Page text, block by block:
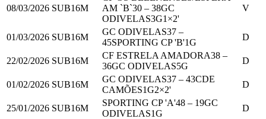
08/03/2026 SUB16M
AM `B`30 – 38GC
ODIVELAS3G1 ×2'
V
01/03/2026 SUB16M
GC ODIVELAS37 –
45SPORTING CP 'B'1G
D
22/02/2026 SUB16M
CF ESTRELA AMADORA38 –
36GC ODIVELAS5G
D
01/02/2026 SUB16M
GC ODIVELAS37 – 43CDE
CAMÕES1G2×2'
D
25/01/2026 SUB16M
SPORTING CP 'A'48 – 19GC
ODIVELAS1G
D